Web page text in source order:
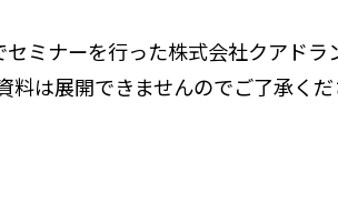
ミナーを行った株式会社クアドラ
は展開できませんのでご了承くだ